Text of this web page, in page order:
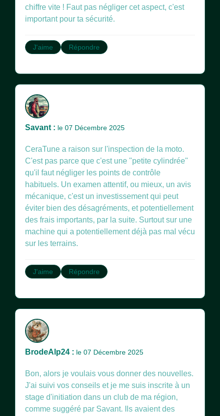
chiffre vite ! Faut pas négliger cet aspect, c'est
J'aime Répondre
Savant : le 07 Décembre 2025
CeraTune a raison sur l'inspection de la moto.
C'est pas parce que c'est une "petite cylindrée"
qu'il faut négliger les points de contrôle
habituels. Un examen attentif, ou mieux, un avis
mécanique, c'est un investissement qui peut
éviter bien des désagréments, et potentiellement
des frais importants, par la suite. Surtout sur une
machine qui a potentiellement déjà pas mal vécu
sur les terrains.
J'aime Répondre
BrodeAlp24 : le 07 Décembre 2025
Bon, alors je voulais vous donner des nouvelles.
J'ai suivi vos conseils et je me suis inscrite à un
stage d'initiation dans un club de ma région,
comme suggéré par Savant. Ils avaient des